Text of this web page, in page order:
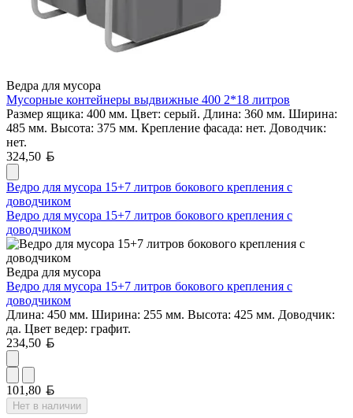
Ведра для мусора
Мусорные контейнеры выдвижные 400 2*18 литров
Размер ящика: 400 мм. Цвет: серый. Длина: 360 мм. Ширина:
485 мм. Высота: 375 мм. Крепление фасада: нет. Доводчик:
нет.
324,50
Ведро для мусора 15+7 литров бокового крепления с
доводчиком
Ведро для мусора 15+7 литров бокового крепления с
доводчиком
Ведра для мусора
Ведро для мусора 15+7 литров бокового крепления с
доводчиком
Длина: 450 мм. Ширина: 255 мм. Высота: 425 мм. Доводчик:
да. Цвет ведер: графит.
234,50
101,80
Нет в наличии